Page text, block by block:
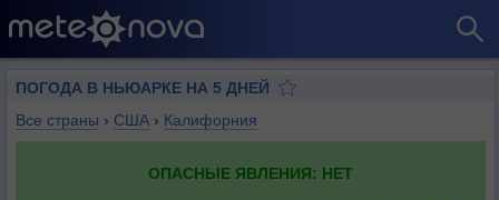
ПОГОДА В НЬЮАРКЕ НА 5 ДНЕЙ
Все страны › США › Калифорния
ОПАСНЫЕ ЯВЛЕНИЯ: НЕТ